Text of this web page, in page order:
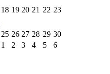
18 19 20 21 22 23
25 26 27 28 29 30
1 2 3 4 5 6